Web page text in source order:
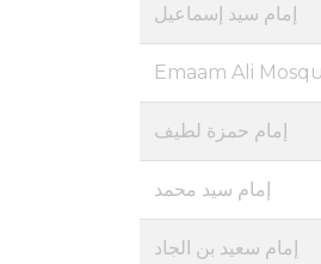
إمام سيد إسماعيل
Emaam Ali
إمام حمزة لطيف
إمام سيد محمد
إمام سعيد بن الجاد